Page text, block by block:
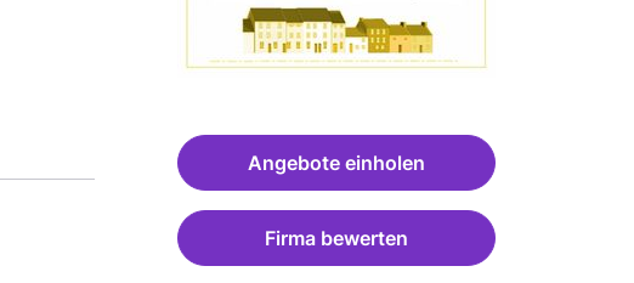
Angebote einholen
Firma bewerten